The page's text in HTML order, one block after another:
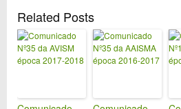
Related Posts